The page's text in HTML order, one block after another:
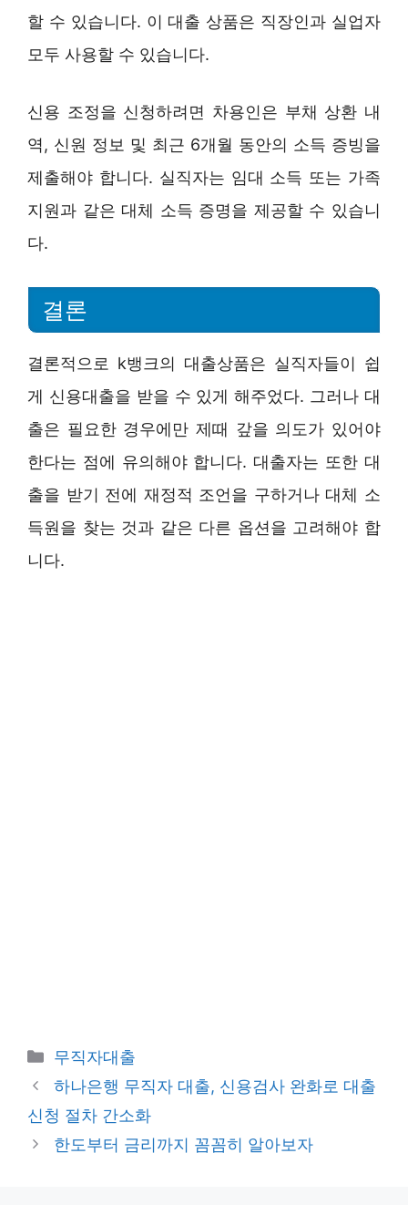
할 수 있습니다. 이 대출 상품은 직장인과 실업자
모두 사용할 수 있습니다.
신용 조정을 신청하려면 차용인은 부채 상환 내
역, 신원 정보 및 최근 6개월 동안의 소득 증빙을
제출해야 합니다. 실직자는 임대 소득 또는 가족
지원과 같은 대체 소득 증명을 제공할 수 있습니
다.
결론
결론적으로 k뱅크의 대출상품은 실직자들이 쉽
게 신용대출을 받을 수 있게 해주었다. 그러나 대
출은 필요한 경우에만 제때 갚을 의도가 있어야
한다는 점에 유의해야 합니다. 대출자는 또한 대
출을 받기 전에 재정적 조언을 구하거나 대체 소
득원을 찾는 것과 같은 다른 옵션을 고려해야 합
니다.
카
테
리
무직자대출
하나은행 무직자 대출, 신용검사 완화로 대출
신청 절차 간소화
한도부터 금리까지 꼼꼼히 알아보자